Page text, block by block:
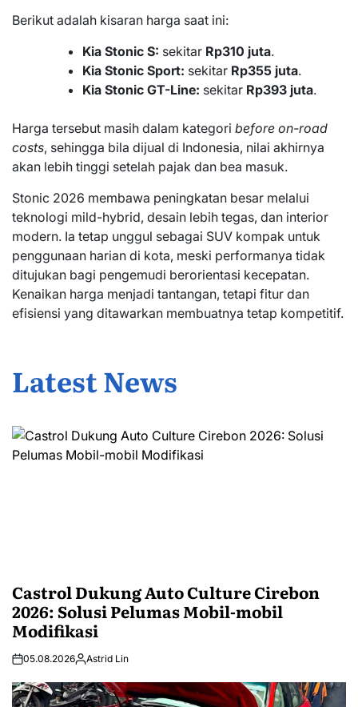
Berikut adalah kisaran harga saat ini:
Kia Stonic S: sekitar Rp310 juta.
Kia Stonic Sport: sekitar Rp355 juta.
Kia Stonic GT-Line: sekitar Rp393 juta.
Harga tersebut masih dalam kategori before on-road
costs, sehingga bila dijual di Indonesia, nilai akhirnya
akan lebih tinggi setelah pajak dan bea masuk.
Stonic 2026 membawa peningkatan besar melalui
teknologi mild-hybrid, desain lebih tegas, dan interior
modern. Ia tetap unggul sebagai SUV kompak untuk
penggunaan harian di kota, meski performanya tidak
ditujukan bagi pengemudi berorientasi kecepatan.
Kenaikan harga menjadi tantangan, tetapi fitur dan
efisiensi yang ditawarkan membuatnya tetap kompetitif.
Latest News
Castrol Dukung Auto Culture Cirebon
2026: Solusi Pelumas Mobil-mobil
Modifikasi
05.08.2026 Astrid Lin